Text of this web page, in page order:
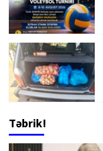
Təbrik!